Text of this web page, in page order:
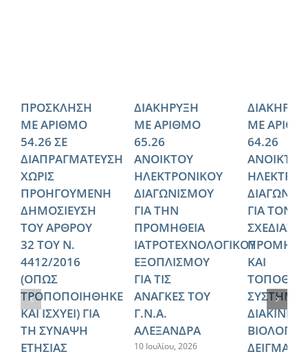
ΠΡΟΣΚΛΗΣΗ
ΜΕ ΑΡΙΘΜΟ
54.26 ΣΕ
ΔΙΑΠΡΑΓΜΑΤΕΥΣΗ
ΧΩΡΙΣ
ΠΡΟΗΓΟΥΜΕΝΗ
ΔΗΜΟΣΙΕΥΣΗ
ΤΟΥ ΑΡΘΡΟΥ
32 ΤΟΥ Ν.
4412/2016
(ΟΠΩΣ
ΤΡΟΠΟΠΟΙΗΘΗΚΕ
ΚΑΙ ΙΣΧΥΕΙ) ΓΙΑ
ΤΗ ΣΥΝΑΨΗ
ΕΤΗΣΙΑΣ
ΔΙΑΚΗΡΥΞΗ
ΜΕ ΑΡΙΘΜΟ
65.26
ΑΝΟΙΚΤΟΥ
ΗΛΕΚΤΡΟΝΙΚΟΥ
ΔΙΑΓΩΝΙΣΜΟΥ
ΓΙΑ ΤΗΝ
ΠΡΟΜΗΘΕΙΑ
ΙΑΤΡΟΤΕΧΝΟΛΟΓΙΚΟΥ
ΕΞΟΠΛΙΣΜΟΥ
ΓΙΑ ΤΙΣ
ΑΝΑΓΚΕΣ ΤΟΥ
Γ.Ν.Α.
ΑΛΕΞΑΝΔΡΑ
10 Ιουλίου, 2026
ΜΕ
64.26
ΑΝΟΙΚΤΟΥ
ΓΙΑ ΤΟΝ
ΚΑΙ